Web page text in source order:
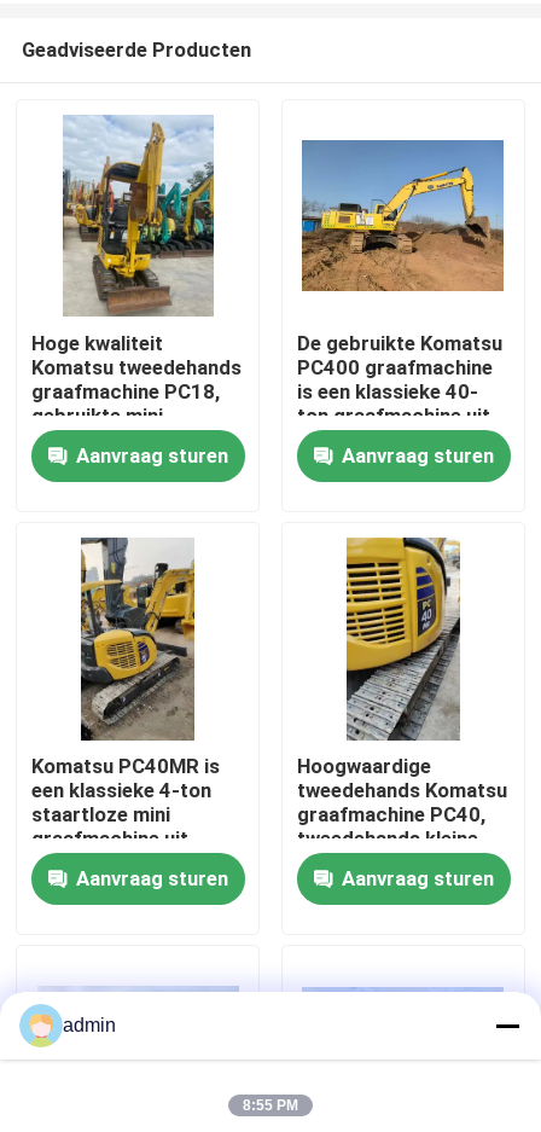
Thuis
Video's
Over ons
Fabriekstocht
Kwaliteitscontrole
Neem contact met ons op
Wegenbouwmachines
Gebruikte bouwmachines
Geadviseerde Producten
Hoge kwaliteit
Komatsu tweedehands
graafmachine PC18,
gebruikte mini
graafmachine.
Aanvraag sturen
De gebruikte Komatsu
PC400 graafmachine
is een klassieke 40-
ton graafmachine uit
Japan
Aanvraag sturen
Komatsu PC40MR is
een klassieke 4-ton
staartloze mini
graafmachine uit
Japan
Aanvraag sturen
Hoogwaardige
tweedehands Komatsu
graafmachine PC40,
tweedehands kleine
graafmachine
Aanvraag sturen
admin
8:55 PM